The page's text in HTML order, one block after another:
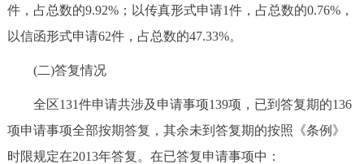
件，占总数的9.92%；以传真形式申请1件，占总数的0.76%，
以信函形式申请62件，占总数的47.33%。
(二)答复情况
全区131件申请共涉及申请事项139项，已到答复期的136
项申请事项全部按期答复，其余未到答复期的按照《条例》
时限规定在2013年答复。在已答复申请事项中：